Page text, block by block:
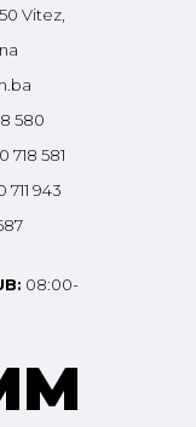
Vitez,
580
718 581
943
08:00-